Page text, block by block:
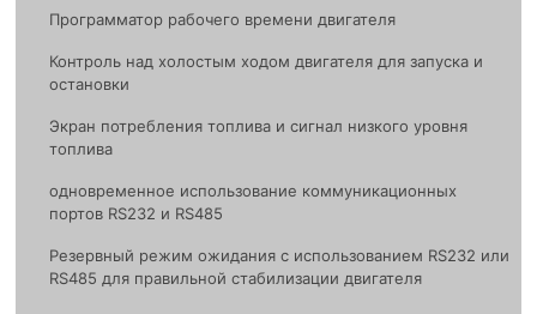
Программатор рабочего времени двигателя
Контроль над холостым ходом двигателя для запуска и
остановки
Экран потребления топлива и сигнал низкого уровня
топлива
одноврeменное использование коммуникационных
портов RS232 и RS485
Резервный режим ожидания с использованием RS232 или
RS485 для правильной стабилизации двигателя